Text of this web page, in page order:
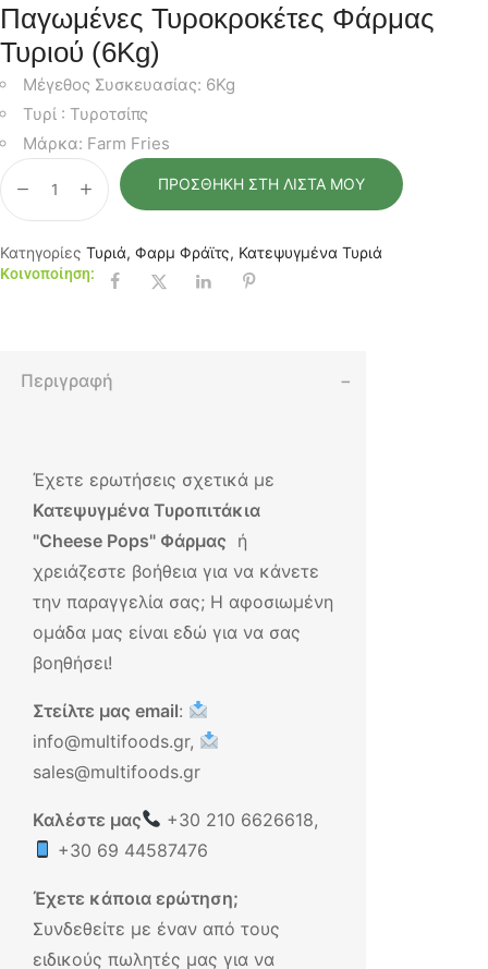
Παγωμένες Τυροκροκέτες Φάρμας
Τυριού (6Kg)
Μέγεθος Συσκευασίας: 6Kg
Τυρί : Τυροτσίπς
Μάρκα: Farm Fries
ΠΡΟΣΘΉΚΗ ΣΤΗ ΛΊΣΤΑ ΜΟΥ
Κατηγορίες Τυριά, Φαρμ Φράϊτς, Κατεψυγμένα Τυριά
Κοινοποίηση:
Περιγραφή
Έχετε ερωτήσεις σχετικά με
Κατεψυγμένα Τυροπιτάκια
"Cheese Pops" Φάρμας ή
χρειάζεστε βοήθεια για να κάνετε
την παραγγελία σας; Η αφοσιωμένη
ομάδα μας είναι εδώ για να σας
βοηθήσει!
Στείλτε μας email:
info@multifoods.gr,
sales@multifoods.gr
Καλέστε μας +30 210 6626618,
+30 69 44587476
Έχετε κάποια ερώτηση;
Συνδεθείτε με έναν από τους
ειδικούς πωλητές μας για να